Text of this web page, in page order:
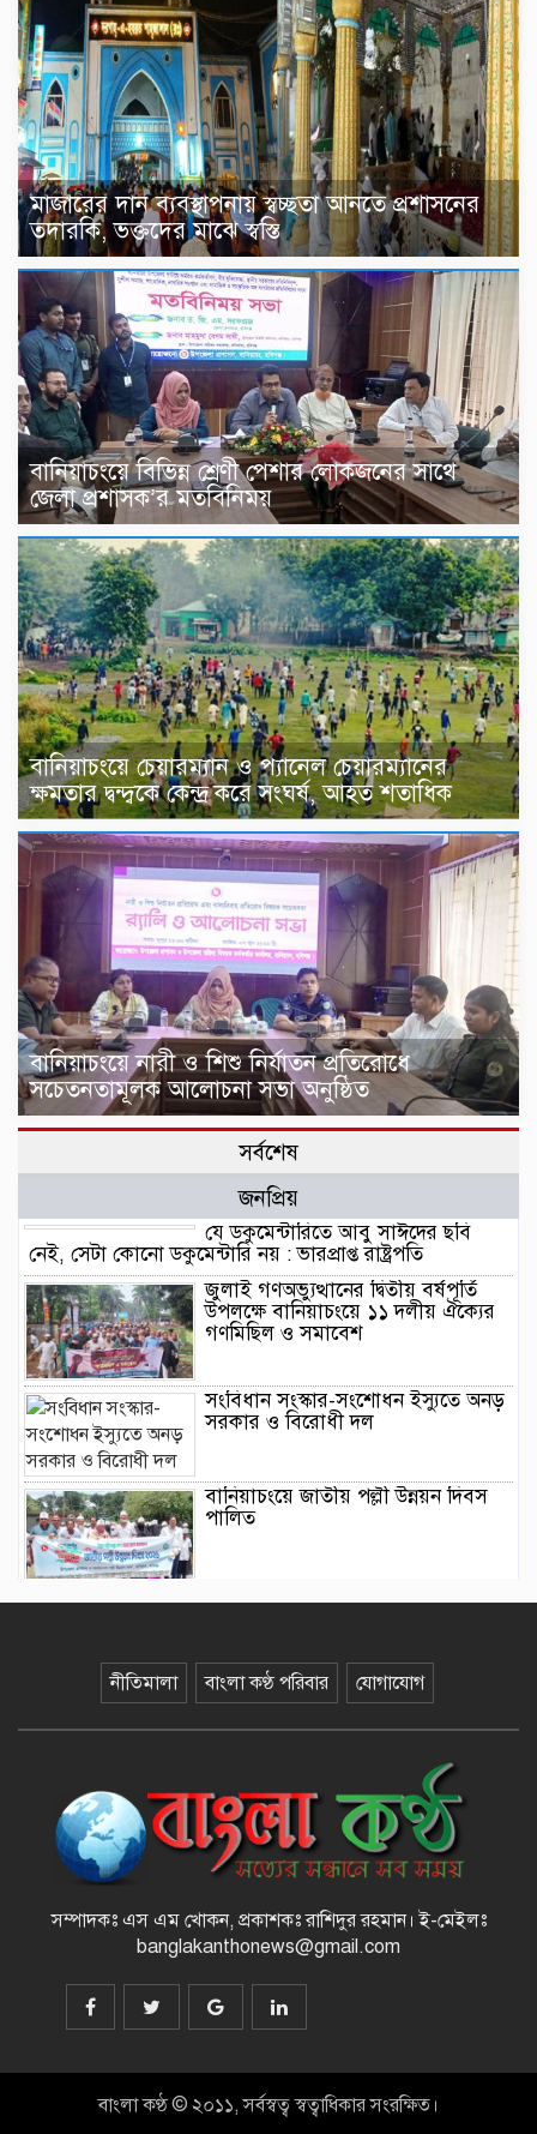
মাজারের দান ব্যবস্থাপনায় স্বচ্ছতা আনতে প্রশাসনের
তদারকি, ভক্তদের মাঝে স্বস্তি
বানিয়াচংয়ে বিভিন্ন শ্রেণী পেশার লোকজনের সাথে
জেলা প্রশাসক’র মতবিনিময়
বানিয়াচংয়ে চেয়ারম্যান ও প্যানেল চেয়ারম্যানের
ক্ষমতার দ্বন্দ্বকে কেন্দ্র করে সংঘর্ষ, আহত শতাধিক
বানিয়াচংয়ে নারী ও শিশু নির্যাতন প্রতিরোধে
সচেতনতামূলক আলোচনা সভা অনুষ্ঠিত
সর্বশেষ
জনপ্রিয়
যে ডকুমেন্টারিতে আবু সাঈদের ছবি
নেই, সেটা কোনো ডকুমেন্টারি নয় : ভারপ্রাপ্ত রাষ্ট্রপতি
জুলাই গণঅভ্যুত্থানের দ্বিতীয় বর্ষপূর্তি
উপলক্ষে বানিয়াচংয়ে ১১ দলীয় ঐক্যের
গণমিছিল ও সমাবেশ
সংবিধান সংস্কার-সংশোধন ইস্যুতে অনড়
সরকার ও বিরোধী দল
বানিয়াচংয়ে জাতীয় পল্লী উন্নয়ন দিবস
পালিত
১২ কেজি এলপিজি সিলিন্ডারে দাম কমল
আনতে প্রশাসনের তদারকি, ভক্তদের
বেনজীরকে দ্রুত দেশে ফেরানোর প্রক্রিয়া
চলছে : স্বরাষ্ট্রমন্ত্রী
রামিসা হত্যা : ডেথ রেফারেন্সসহ পূর্ণাঙ্গ
রায়ের নথি উচ্চ আদালতে
লোকজনের সাথে জেলা প্রশাসক’র
মতবিনিময়
নীতিমালা বাংলা কণ্ঠ পরিবার যোগাযোগ
সম্পাদকঃ এস এম খোকন, প্রকাশকঃ রাশিদুর রহমান। ই-মেইলঃ
banglakanthonews@gmail.com
বাংলা কণ্ঠ © ২০১১, সর্বস্বত্ব স্বত্বাধিকার সংরক্ষিত।